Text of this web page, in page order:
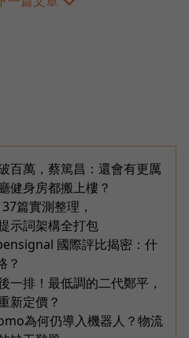
百萬，蔡篤昌：還會有更厲
健身房都搬上樓？
篇實測整理，
示詞架構全打包
國際評比揭密：什
？
一排！最低調的二代鄭平，
新定價？
為何仍導入機器人？物流